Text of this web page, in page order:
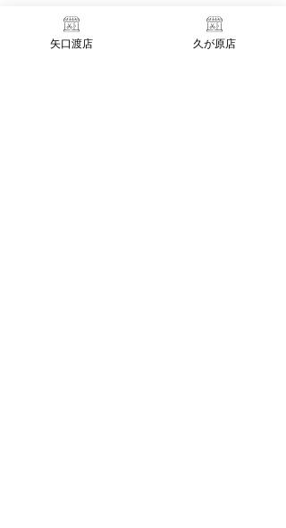
矢口渡店 久が原店